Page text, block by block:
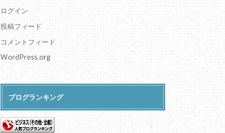
ログイン
投稿フィード
コメントフィード
WordPress.org
ブログランキング